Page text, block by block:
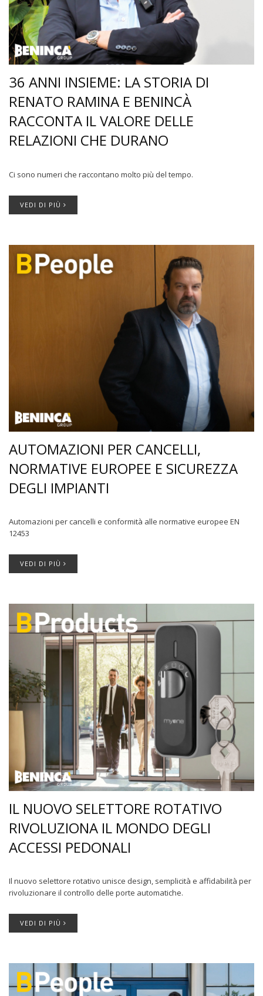
36 ANNI INSIEME: LA STORIA DI
RENATO RAMINA E BENINCÀ
RACCONTA IL VALORE DELLE
RELAZIONI CHE DURANO
Ci sono numeri che raccontano molto più del tempo.
VEDI DI PIÙ
AUTOMAZIONI PER CANCELLI,
NORMATIVE EUROPEE E SICUREZZA
DEGLI IMPIANTI
Automazioni per cancelli e conformità alle normative europee EN
12453
VEDI DI PIÙ
IL NUOVO SELETTORE ROTATIVO
RIVOLUZIONA IL MONDO DEGLI
ACCESSI PEDONALI
Il nuovo selettore rotativo unisce design, semplicità e affidabilità per
rivoluzionare il controllo delle porte automatiche.
VEDI DI PIÙ